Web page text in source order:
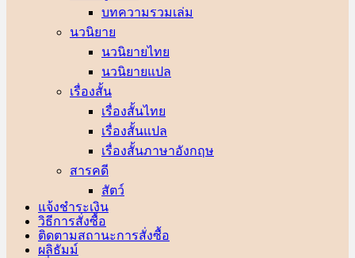
บทความรวมเล่ม
นวนิยาย
นวนิยายไทย
นวนิยายแปล
เรื่องสั้น
เรื่องสั้นไทย
เรื่องสั้นแปล
เรื่องสั้นภาษาอังกฤษ
สารคดี
สัตว์
แจ้งชำระเงิน
วิธีการสั่งซื้อ
ติดตามสถานะการสั่งซื้อ
ผลิธัมม์